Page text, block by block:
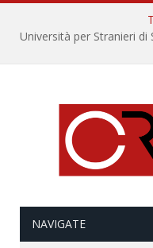
NAVIGATE